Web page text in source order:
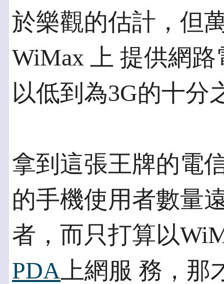
於樂觀的估計，但
WiMax 上 提供網
以低到為3G的十分
拿到這張王牌的電
的手機使用者數量
者，而只打算以
PDA 上網服 務，